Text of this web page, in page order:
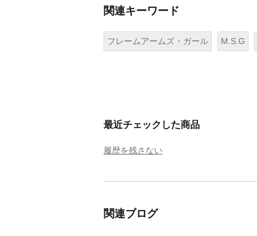
関連キーワード
フレームアームズ・ガール M.S.G
最近チェックした商品
履歴を残さない
関連ブログ